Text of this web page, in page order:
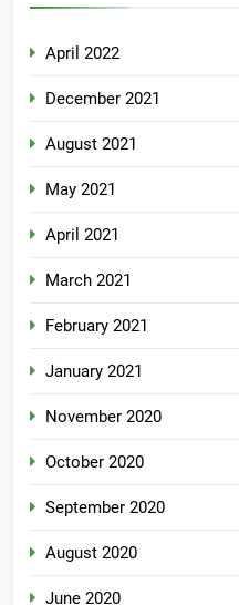
April 2022
December 2021
August 2021
May 2021
April 2021
March 2021
February 2021
January 2021
November 2020
October 2020
September 2020
August 2020
June 2020